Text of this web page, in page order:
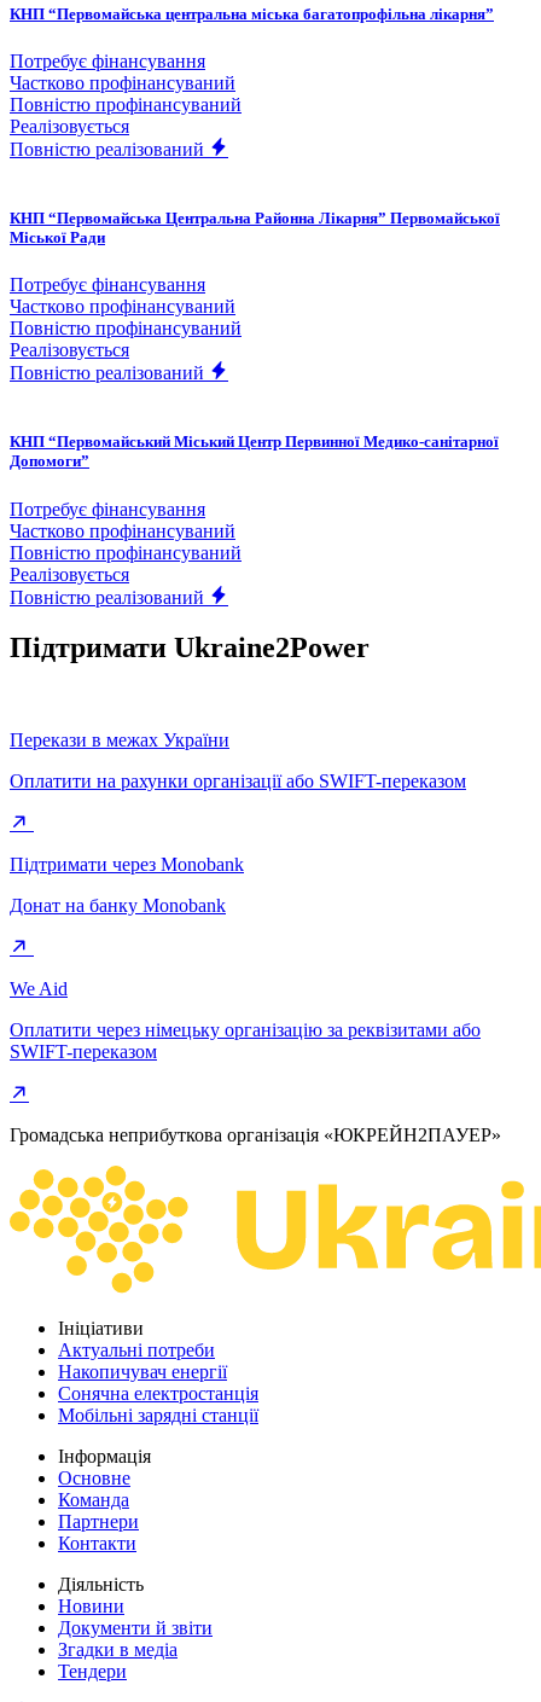
КНП “Первомайська центральна міська багатопрофільна лікарня”
Потребує фінансування
Частково профінансуваний
Повністю профінансуваний
Реалізовується
Повністю реалізований
КНП “Первомайська Центральна Районна Лікарня” Первомайської
Міської Ради
Потребує фінансування
Частково профінансуваний
Повністю профінансуваний
Реалізовується
Повністю реалізований
КНП “Первомайський Міський Центр Первинної Медико-санітарної
Допомоги”
Потребує фінансування
Частково профінансуваний
Повністю профінансуваний
Реалізовується
Повністю реалізований
Підтримати Ukraine2Power
Перекази в межах України
Оплатити на рахунки організації або SWIFT-переказом
Підтримати через Monobank
Донат на банку Monobank
We Aid
Оплатити через німецьку організацію за реквізитами або
SWIFT-переказом
Громадська неприбуткова організація «ЮКРЕЙН2ПАУЕР»
Ініціативи
Актуальні потреби
Накопичувач енергії
Сонячна електростанція
Мобільні зарядні станції
Інформація
Основне
Команда
Партнери
Контакти
Діяльність
Новини
Документи й звіти
Згадки в медіа
Тендери